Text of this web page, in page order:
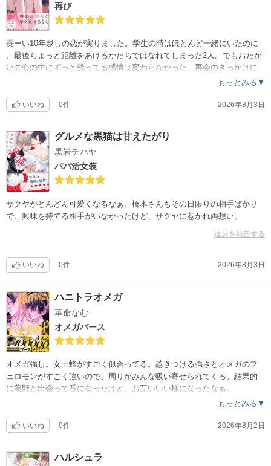
再び
長ーい10年越しの恋が実りました。学生の時はほとんど一緒にいたのに
、最後ちょっと距離をあけるかたちではなれてしまった2人。でもおたが
いの心の中にずっと残ってる感情は変わらなかった。再会のきっかけに
もっとみる▼
いいね 0件 2026年8月3日
グルメな黒猫は甘えたがり
黒岩チハヤ
パパ活女装
サクヤがどんどん可愛くなるなぁ。橋本さんもその日限りの相手ばかり
で、興味を持てる相手がいなかったけど、サクヤに惹かれ両想い。
違反を報告する
いいね 0件 2026年8月3日
ハニトラオメガ
革命なむ
オメガバース
オメガ強し。女王蜂がすごく似合ってる。惹きつける強さとオメガのフ
ェロモンがすごく強いので、周りがみんな吸い寄せられてくる。結果的
に藤野と出会って番になったけど、お互いいい様になったなぁ。
もっとみる▼
いいね 0件 2026年8月2日
ハルシュラ